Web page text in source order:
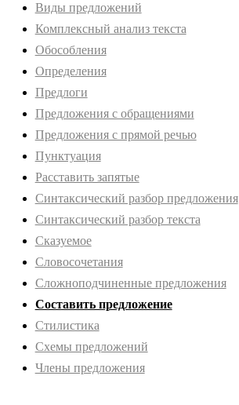
Виды предложений
Комплексный анализ текста
Обособления
Определения
Предлоги
Предложения с обращениями
Предложения с прямой речью
Пунктуация
Расставить запятые
Синтаксический разбор предложения
Синтаксический разбор текста
Сказуемое
Словосочетания
Сложноподчиненные предложения
Составить предложение
Стилистика
Схемы предложений
Члены предложения